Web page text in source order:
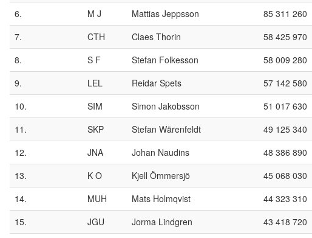
6. M J Mattias Jeppsson 85 311 260
7. CTH Claes Thorin 58 425 970
8. S F Stefan Folkesson 58 009 280
9. LEL Reidar Spets 57 142 580
10. SIM Simon Jakobsson 51 017 630
11. SKP Stefan Wärenfeldt 49 125 340
12. JNA Johan Naudins 48 386 890
13. K O Kjell Ömmersjö 45 068 030
14. MUH Mats Holmqvist 44 323 310
15. JGU Jorma Lindgren 43 418 720